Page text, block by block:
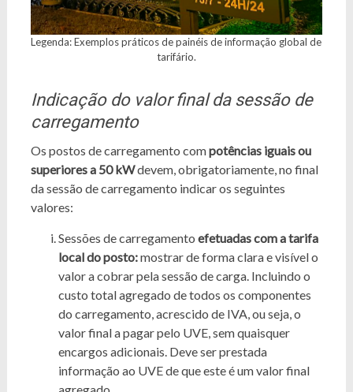
Legenda: Exemplos práticos de painéis de informação global de
tarifário.
Indicação do valor final da sessão de
carregamento
Os postos de carregamento compotências iguais ou
superiores a 50 kWdevem, obrigatoriamente, no final
da sessão de carregamento indicar os seguintes
valores:
Sessões de carregamento efetuadas com a tarifa
local do posto:mostrar de forma clara e visível o
valor a cobrar pela sessão de carga. Incluindo o
custo total agregado de todos os componentes
do carregamento, acrescido de IVA, ou seja, o
valor final a pagar pelo UVE, sem quaisquer
encargos adicionais. Deve ser prestada
informação ao UVE de que este é um valor final